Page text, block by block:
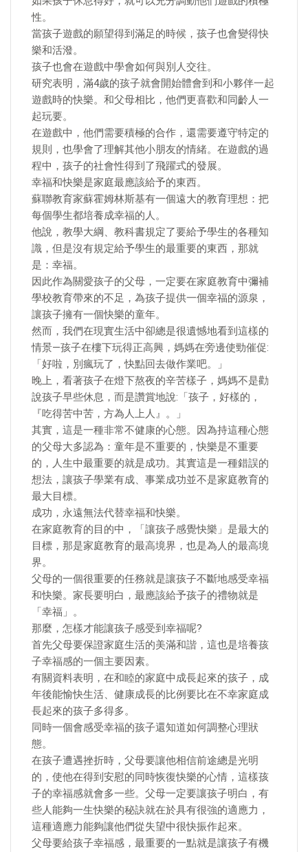
性。
當孩子遊戲的願望得到滿足的時候，孩子也會變得快
樂和活潑。
孩子也會在遊戲中學會如何與別人交往。
研究表明，滿4歲的孩子就會開始體會到和小夥伴一起
遊戲時的快樂。和父母相比，他們更喜歡和同齡人一
起玩要。
在遊戲中，他們需要積極的合作，還需要遵守特定的
規則，也學會了理解其他小朋友的情緒。在遊戲的過
程中，孩子的社會性得到了飛躍式的發展。
幸福和快樂是家庭最應該給予的東西。
蘇聯教育家蘇霍姆林斯基有一個遠大的教育理想：把
每個學生都培養成幸福的人。
他說，教學大綱、教科書規定了要給予學生的各種知
識，但是沒有規定給予學生的最重要的東西，那就
是：幸福。
因此作為關愛孩子的父母，一定要在家庭教育中彌補
學校教育帶來的不足，為孩子提供一個幸福的源泉，
讓孩子擁有一個快樂的童年。
然而，我們在現實生活中卻總是很遺憾地看到這樣的
情景—孩子在樓下玩得正高興，媽媽在旁邊使勁催促:
「好啦，別瘋玩了，快點回去做作業吧。」
晚上，看著孩子在燈下熬夜的辛苦樣子，媽媽不是勸
說孩子早些休息，而是讚賞地說:「孩子，好樣的，
『吃得苦中苦，方為人上人』。」
其實，這是一種非常不健康的心態。因為持這種心態
的父母大多認為：童年是不重要的，快樂是不重要
的，人生中最重要的就是成功。其實這是一種錯誤的
想法，讓孩子學業有成、事業成功並不是家庭教育的
最大目標。
成功，永遠無法代替幸福和快樂。
在家庭教育的目的中，「讓孩子感覺快樂」是最大的
目標，那是家庭教育的最高境界，也是為人的最高境
界。
父母的一個很重要的任務就是讓孩子不斷地感受幸福
和快樂。家長要明白，最應該給予孩子的禮物就是
「幸福」。
那麼，怎樣才能讓孩子感受到幸福呢?
首先父母要保證家庭生活的美滿和諧，這也是培養孩
子幸福感的一個主要因素。
有關資料表明，在和睦的家庭中成長起來的孩子，成
年後能愉快生活、健康成長的比例要比在不幸家庭成
長起來的孩子多得多。
同時一個會感受幸福的孩子還知道如何調整心理狀
態。
在孩子遭遇挫折時，父母要讓他相信前途總是光明
的，使他在得到安慰的同時恢復快樂的心情，這樣孩
子的幸福感就會多一些。父母一定要讓孩子明白，有
些人能夠一生快樂的秘訣就在於具有很強的適應力，
這種適應力能夠讓他們從失望中很快振作起來。
父母要給孩子幸福感，最重要的一點就是讓孩子有機